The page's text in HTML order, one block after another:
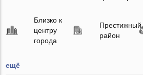
Близко к
центру
города
Престижный
район
ещё